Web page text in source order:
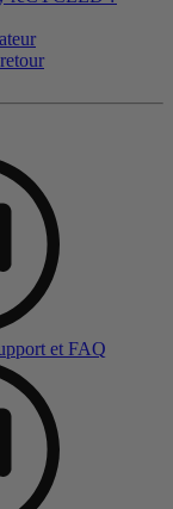
et FAQ